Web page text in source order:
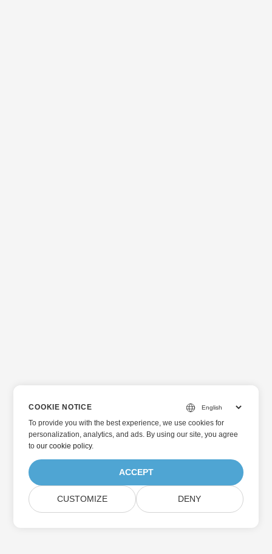
COOKIE NOTICE
To provide you with the best experience, we use cookies for
personalization, analytics, and ads. By using our site, you agree
toour cookie policy.
ACCEPT
CUSTOMIZE DENY